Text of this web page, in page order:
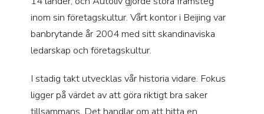
inom sin företagskultur. Vårt kontor i Beijing var
banbrytande år 2004 med sitt skandinaviska
ledarskap och företagskultur.
I stadig takt utvecklas vår historia vidare. Fokus
ligger på värdet av att göra riktigt bra saker